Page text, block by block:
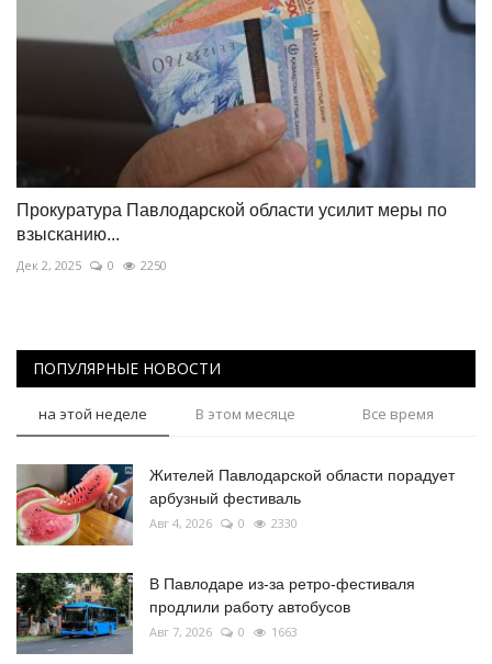
Прокуратура Павлодарской области усилит меры по
взысканию...
Дек 2, 2025 0 2250
ПОПУЛЯРНЫЕ НОВОСТИ
на этой неделе В этом месяце Все время
Жителей Павлодарской области порадует
арбузный фестиваль
Авг 4, 2026 0 2330
В Павлодаре из-за ретро-фестиваля
продлили работу автобусов
Авг 7, 2026 0 1663